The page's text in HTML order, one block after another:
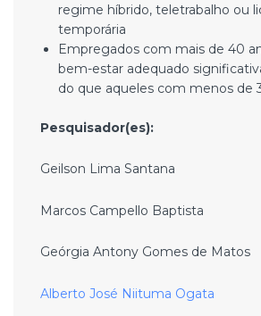
regime híbrido, teletrabalho ou
temporária
Empregados com mais de 40
bem-estar adequado
do que aqueles com menos de
Pesquisador(es):
Geilson Lima Santana
Marcos Campello Baptista
Geórgia Antony Gomes de Matos
Alberto José Niituma Ogata